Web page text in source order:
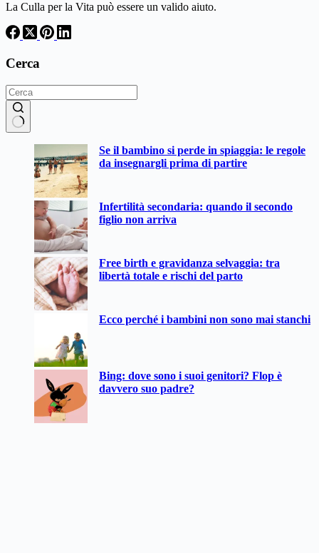
La Culla per la Vita può essere un valido aiuto.
Cerca
Se il bambino si perde in spiaggia: le regole
da insegnargli prima di partire
Infertilità secondaria: quando il secondo
figlio non arriva
Free birth e gravidanza selvaggia: tra
libertà totale e rischi del parto
Ecco perché i bambini non sono mai stanchi
Bing: dove sono i suoi genitori? Flop è
davvero suo padre?